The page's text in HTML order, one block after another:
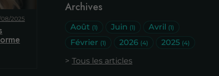
Archives
Août (1) Juin (1) Avril (1)
Février (1) 2026 (4) 2025 (4)
Tous les articles
2025